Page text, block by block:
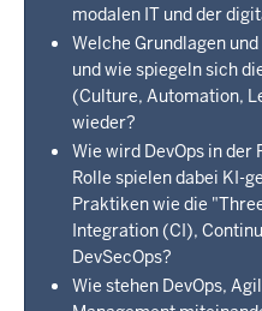
modalen IT und der
Welche Grundlagen
und wie spiegeln sich
(Culture, Automation,
wieder?
Wie wird DevOps in der
Rolle spielen dabei KI-
Praktiken wie die
Integration (CI),
DevSecOps?
Wie stehen DevOps,